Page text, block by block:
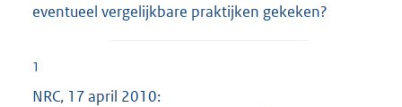
eventueel vergelijkbare praktijken gekeken?
1
NRC, 17 april 2010: